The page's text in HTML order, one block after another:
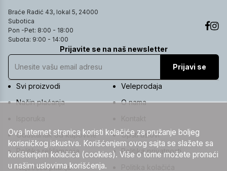
Braće Radić 43, lokal 5, 24000
Subotica
Pon -Pet: 8:00 - 18:00
Subota: 9:00 - 14:00
Prijavite se na naš newsletter
Prijavi se
Svi proizvodi
Veleprodaja
Način plaćanja
O nama
Odustanak od kupovine
Opšti uslovi
Politika reklamacija
Politika privatnosti
Najčešća pitanja
Ova Internet stranica koristi kolačiće za pružanje boljeg
korisničkog iskustva. Korišćenjem ovog sajta se slažete sa
korištenjem kolačića (cookies). Više o tome možete pronaći
u našim uslovima korišćenja.